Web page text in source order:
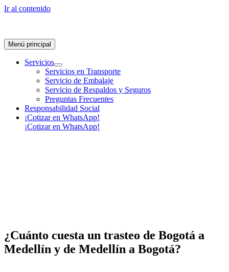
Ir al contenido
Menú principal
Servicios
Servicios en Transporte
Servicio de Embalaje
Servicio de Respaldos y Seguros
Preguntas Frecuentes
Responsabilidad Social
¡Cotizar en WhatsApp!
¡Cotizar en WhatsApp!
¿Cuánto cuesta un trasteo de Bogotá a
Medellín y de Medellín a Bogotá?